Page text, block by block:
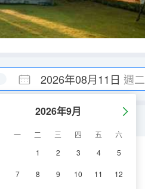
2026年08月11日 週二
2026年9月
一 二 三 四 五
六
1
2 3 4 5
7 8 9 10 11 12
空調 淋浴 電視機